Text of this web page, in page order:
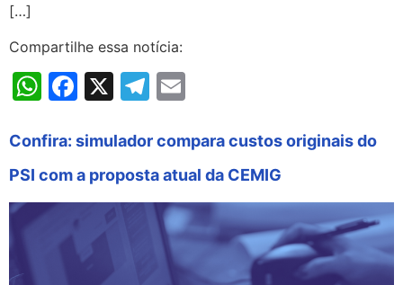
[…]
Compartilhe essa notícia:
WhatsApp
Facebook
X Telegram
Confira: simulador compara custos originais do
PSI com a proposta atual da CEMIG